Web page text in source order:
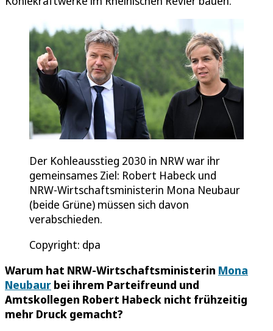
Der Kohleausstieg 2030 in NRW war ihr
gemeinsames Ziel: Robert Habeck und
NRW-Wirtschaftsministerin Mona Neubaur
(beide Grüne) müssen sich davon
verabschieden.
Copyright: dpa
Warum hat NRW-Wirtschaftsministerin Mona
Neubaur bei ihrem Parteifreund und
Amtskollegen Robert Habeck nicht frühzeitig
mehr Druck gemacht?